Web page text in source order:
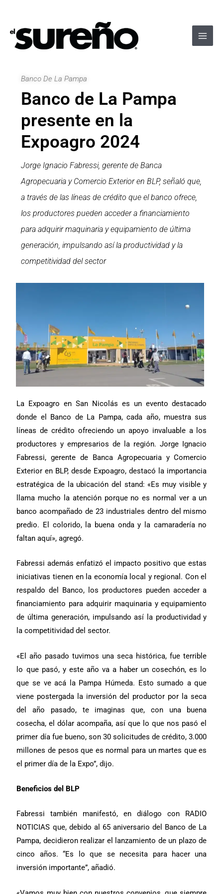
contenido
Banco De La Pampa
Banco de La Pampa
presente en la
Expoagro 2024
Jorge Ignacio Fabressi, gerente de Banca
Agropecuaria y Comercio Exterior en BLP, señaló que,
a través de las líneas de crédito que el banco ofrece,
los productores pueden acceder a financiamiento
para adquirir maquinaria y equipamiento de última
generación, impulsando así la productividad y la
competitividad del sector
La Expoagro en San Nicolás es un evento destacado
donde el Banco de La Pampa, cada año, muestra sus
líneas de crédito ofreciendo un apoyo invaluable a los
productores y empresarios de la región. Jorge Ignacio
Fabressi, gerente de Banca Agropecuaria y Comercio
Exterior en BLP, desde Expoagro, destacó la importancia
estratégica de la ubicación del stand: «Es muy visible y
llama mucho la atención porque no es normal ver a un
banco acompañado de 23 industriales dentro del mismo
predio. El colorido, la buena onda y la camaradería no
faltan aquí», agregó.
Fabressi además enfatizó el impacto positivo que estas
iniciativas tienen en la economía local y regional. Con el
respaldo del Banco, los productores pueden acceder a
financiamiento para adquirir maquinaria y equipamiento
de última generación, impulsando así la productividad y
la competitividad del sector.
«El año pasado tuvimos una seca histórica, fue terrible
lo que pasó, y este año va a haber un cosechón, es lo
que se ve acá la Pampa Húmeda. Esto sumado a que
viene postergada la inversión del productor por la seca
del año pasado, te imaginas que, con una buena
cosecha, el dólar acompaña, así que lo que nos pasó el
primer día fue bueno, son 30 solicitudes de crédito, 3.000
millones de pesos que es normal para un martes que es
el primer día de la Expo”, dijo.
Beneficios del BLP
Fabressi también manifestó, en diálogo con RADIO
NOTICIAS que, debido al 65 aniversario del Banco de La
Pampa, decidieron realizar el lanzamiento de un plazo de
cinco años. “Es lo que se necesita para hacer una
inversión importante”, añadió.
entradas